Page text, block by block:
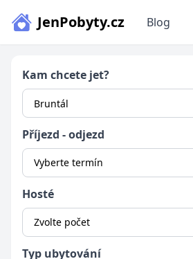
JenPobyty.cz Blog
Kam chcete jet?
Příjezd - odjezd
Vyberte termín
Hosté
Zvolte počet
Typ ubytování